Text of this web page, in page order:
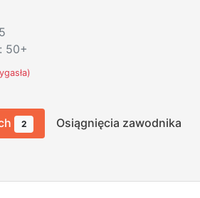
50+
2 Osiągnięcia zawodnika